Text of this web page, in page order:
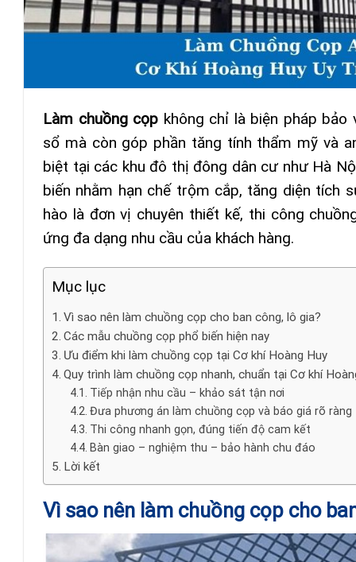
Làm chuồng cọp không chỉ là biện pháp bảo
sổ mà còn góp phần tăng tính thẩm mỹ và
biệt tại các khu đô thị đông dân cư như Hà
biến nhằm hạn chế trộm cắp, tăng diện tích
hào là đơn vị chuyên thiết kế, thi công
ứng đa dạng nhu cầu của khách hàng.
Mục lục
Vì sao nên làm chuồng cọp cho ban công, lô gia?
Các mẫu chuồng cọp phổ biến hiện nay
Ưu điểm khi làm chuồng cọp tại Cơ khí Hoàng Huy
Quy trình làm chuồng cọp nhanh, chuẩn tại Cơ khí
Tiếp nhận nhu cầu – khảo sát tận nơi
Đưa phương án làm chuồng cọp và báo giá rõ ràng
Thi công nhanh gọn, đúng tiến độ cam kết
Bàn giao – nghiệm thu – bảo hành chu đáo
Lời kết
Vì sao nên làm chuồng cọp cho